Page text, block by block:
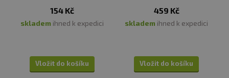
154 Kč
skladem ihned k expedici
Vložit do košíku
459 Kč
skladem ihned k expedici
Vložit do košíku